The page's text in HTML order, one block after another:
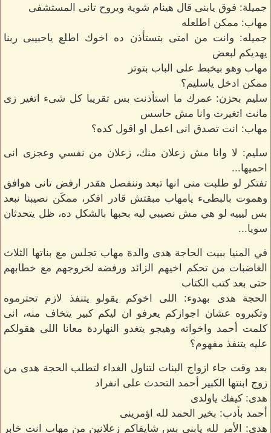
جميلة: فوق يابنى قال هينام شوية ويروح تانى المستشفى
مهاب: ممكن اطلعله
جميله: وانت من امتى بتستأذن ده اخوك اطلع ياحبيبى ربنا
يهديكم لبعض
مهاب وهو بيخبط على الباب بتوتر
ممكن ادخل ياسليم؟
سليم بحزن: عمرك ما استأذنت بس تقريبا كل شىء اتغير زى
مانت اتغيرت وانا مش حاسس
مهاب: انت تصدق انى اعمل او اقول كده؟
سليم: لا وانا مش زعلان منك، زعلان من نفسي وعجزى انى
احميها...
تفتكر لو طلبت منى انها تبعد وننفصل هقدر ارفض تانى هوافق
وهموت بالبطىء يامهاب مبقتش قادر افكر، ممكَن نصيبنا نبعد
بس ليييه لو هي مش نصيبي ليه بحبها بالشكل ده، ظل يتحدثان
سويا...
في المنيا ببيت الحاجة هدى والدة مهاب تجلس مع بناتها الثلاث
الغاضبات من تحكم اخيهم الزائد ورفضه لخروجهم مع خطابهم
حتى بعد كتب الكتاب
الحجة هدى بهدوء: اللى اخوكم يقولو يتنفذ لازم تحترموه
وتكبروه عشان اجوازكم يعرفو ان ليكم كبير يتخاف منه، انى
كلمت أحمد واخواته وهيجو يتغدو النهاردة معانا اللى هقولكم
عليه يتنفذ مفهوم؟
بعد وقت جاء ازواج البنات لتناول الغداء لتطلب الحجة هدى من
زوج ابنتها الكبير أحمد التحدث على انفراد
هدى: كيفك ياولدى
أحمد بأدب: بخير الحمد لله اؤمرينى
هدى: الأمر لله يابنى بس شايفاكم زعلانين من مهاب انت خابر